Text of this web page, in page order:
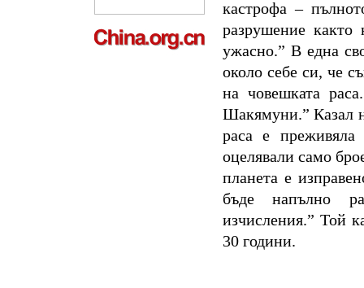
кастрофа –
разрушение
ужасно.” В една
около себе си, че
на човешката
Шакямуни.” Казал
раса е
оцелявали само
планета е
бъде напълно
изчисления.” Той
30 години.